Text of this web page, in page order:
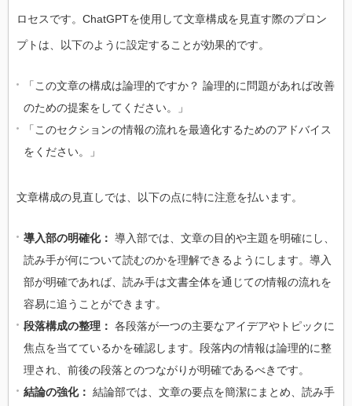
ロセスです。ChatGPTを使用して文章構成を見直す際のプロン
プトは、以下のように設定することが効果的です。
「この文章の構成は論理的ですか？ 論理的に問題があれば改善
のための提案をしてください。」
「このセクションの情報の流れを最適化するためのアドバイス
をください。」
文章構成の見直しでは、以下の点に特に注意を払います。
導入部の明確化： 導入部では、文章の目的や主題を明確にし、
読み手が何について読むのかを理解できるようにします。導入
部が明確であれば、読み手は文書全体を通じての情報の流れを
容易に追うことができます。
段落構成の整理： 各段落が一つの主要なアイデアやトピックに
焦点を当てているかを確認します。段落内の情報は論理的に整
理され、前後の段落とのつながりが明確であるべきです。
結論の強化： 結論部では、文章の要点を簡潔にまとめ、読み手